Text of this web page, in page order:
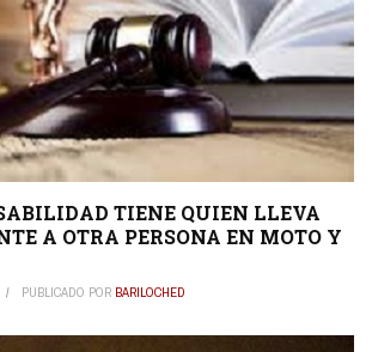
TIENE QUIEN LLEVA
A OTRA PERSONA EN MOTO Y
PUBLICADO POR BARILOCHED